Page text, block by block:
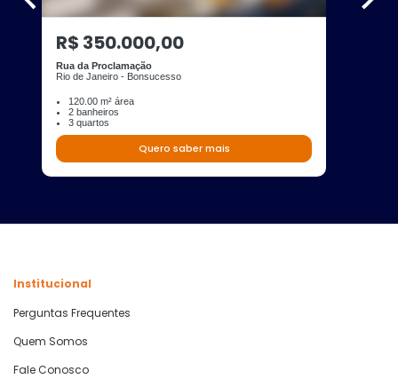
R$ 350.000,00
Rua da Proclamação
Rio de Janeiro - Bonsucesso
120.00 m² área
2 banheiros
3 quartos
Quero saber mais
Institucional
Perguntas Frequentes
Quem Somos
Fale Conosco